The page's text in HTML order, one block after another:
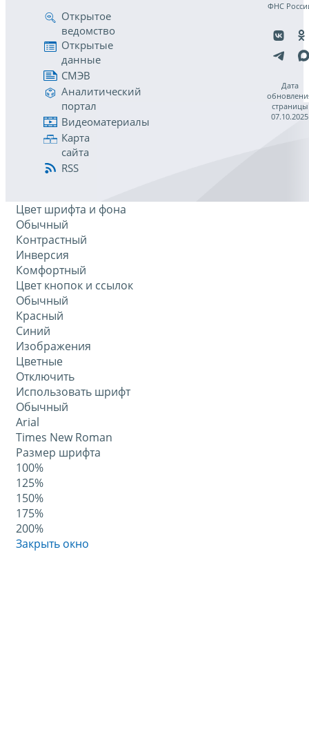
Открытое
ведомство
Открытые
данные
СМЭВ
Аналитический
портал
Видеоматериалы
Карта
сайта
RSS
ФНС
Дата
страницы
07.10.2025
Цвет шрифта и фона
Обычный
Контрастный
Инверсия
Комфортный
Цвет кнопок и ссылок
Обычный
Красный
Синий
Изображения
Цветные
Отключить
Использовать шрифт
Обычный
Arial
Times New Roman
Размер шрифта
100%
125%
150%
175%
200%
Закрыть окно